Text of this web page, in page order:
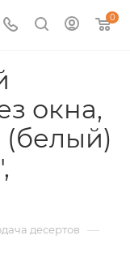
0
окна,
(белый)
десертов —